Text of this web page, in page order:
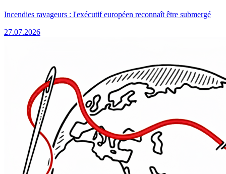
Incendies ravageurs : l'exécutif européen reconnaît être submergé
27.07.2026